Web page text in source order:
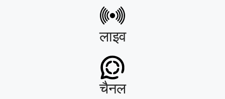
लाइव
चैनल